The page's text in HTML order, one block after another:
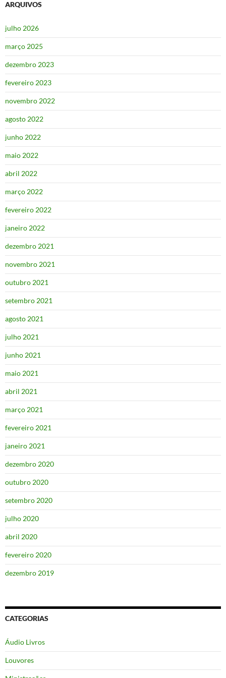
ARQUIVOS
julho 2026
março 2025
dezembro 2023
fevereiro 2023
novembro 2022
agosto 2022
junho 2022
maio 2022
abril 2022
março 2022
fevereiro 2022
janeiro 2022
dezembro 2021
novembro 2021
outubro 2021
setembro 2021
agosto 2021
julho 2021
junho 2021
maio 2021
abril 2021
março 2021
fevereiro 2021
janeiro 2021
dezembro 2020
outubro 2020
setembro 2020
julho 2020
abril 2020
fevereiro 2020
dezembro 2019
CATEGORIAS
Áudio Livros
Louvores